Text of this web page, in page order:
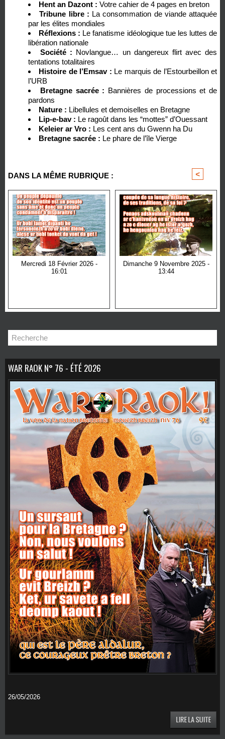
Hent an Dazont : Votre cahier de 4 pages en breton
Tribune libre : La consommation de viande attaquée
par les élites mondiales
Réflexions : Le fanatisme idéologique tue les luttes de
libération nationale
Société : Novlangue… un dangereux flirt avec des
tentations totalitaires
Histoire de l’Emsav : Le marquis de l’Estourbeillon et
l’URB
Bretagne sacrée : Bannières de processions et de
pardons
Nature : Libellules et demoiselles en Bretagne
Lip-e-bav : Le ragoût dans les “mottes” d’Ouessant
Keleier ar Vro : Les cent ans du Gwenn ha Du
Bretagne sacrée : Le phare de l’île Vierge
DANS LA MÊME RUBRIQUE : <
Mercredi 18 Février 2026 -
16:01
Dimanche 9 Novembre 2025 -
13:44
WAR RAOK N° 76 - ÉTÉ 2026
26/05/2026